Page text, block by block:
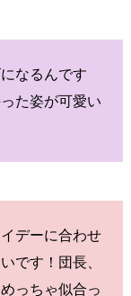
なるんです
た姿が可愛い
デーに合わせ
です！団長、
っちゃ似合っ